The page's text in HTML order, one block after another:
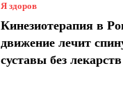
Я здоров
Кинезиотерапия в
движение лечит
суставы без лекарств